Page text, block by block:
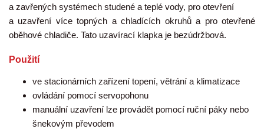
a zavřených systémech studené a teplé vody, pro otevření
a uzavření více topných a chladících okruhů a pro otevřené
oběhové chladiče. Tato uzavírací klapka je bezúdržbová.
Použití
ve stacionárních zařízení topení, větrání a klimatizace
ovládání pomocí servopohonu
manuální uzavření lze provádět pomocí ruční páky nebo
šnekovým převodem